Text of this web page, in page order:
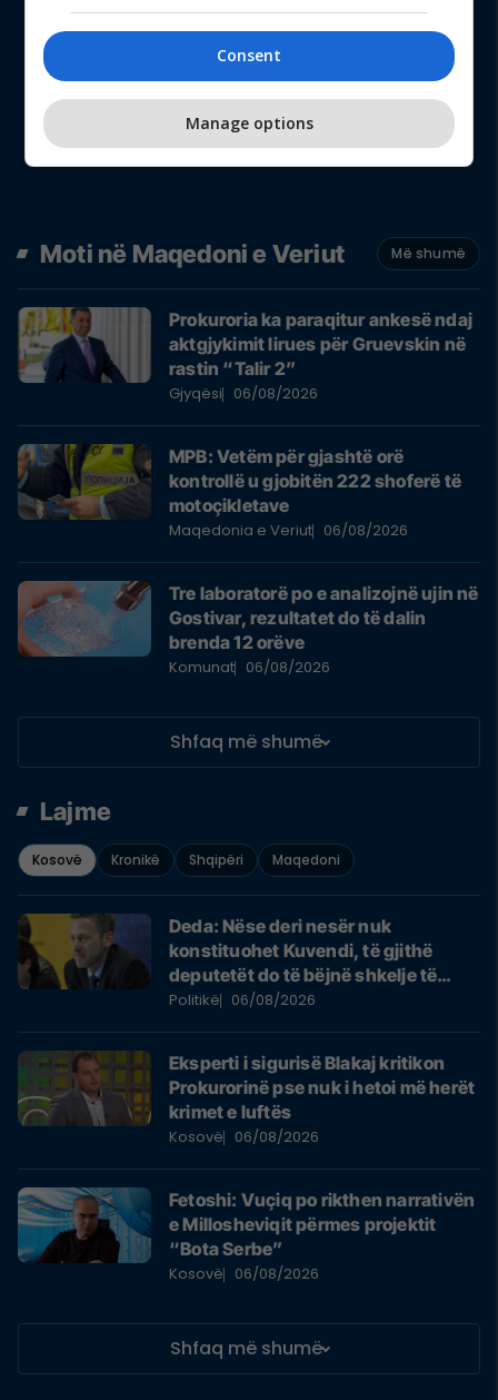
Moti në Maqedoni e Veriut Më shumë
Prokuroria ka paraqitur ankesë ndaj
aktgjykimit lirues për Gruevskin në
rastin “Talir 2”
Gjyqësi 06/08/2026
MPB: Vetëm për gjashtë orë
kontrollë u gjobitën 222 shoferë të
motoçikletave
Maqedonia e Veriut 06/08/2026
Tre laboratorë po e analizojnë ujin në
Gostivar, rezultatet do të dalin
brenda 12 orëve
Komunat 06/08/2026
Shfaq më shumë
Lajme
Kosovë Kronikë Shqipëri Maqedoni
Deda: Nëse deri nesër nuk
konstituohet Kuvendi, të gjithë
deputetët do të bëjnë shkelje të
rëndë kushtetuese
Politikë 06/08/2026
Eksperti i sigurisë Blakaj kritikon
Prokurorinë pse nuk i hetoi më herët
krimet e luftës
Kosovë 06/08/2026
Fetoshi: Vuçiq po rikthen narrativën
e Millosheviqit përmes projektit
“Bota Serbe”
Kosovë 06/08/2026
Shfaq më shumë
Consent
Manage options